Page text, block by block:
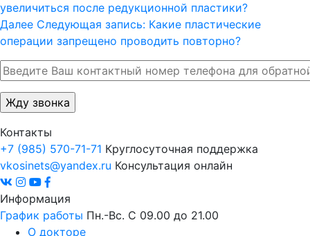
увеличиться после редукционной пластики?
Далее Следующая запись: Какие пластические
операции запрещено проводить повторно?
Контакты
+7 (985) 570-71-71 Круглосуточная поддержка
vkosinets@yandex.ru Консультация онлайн
Информация
График работы Пн.-Вс. С 09.00 до 21.00
О докторе